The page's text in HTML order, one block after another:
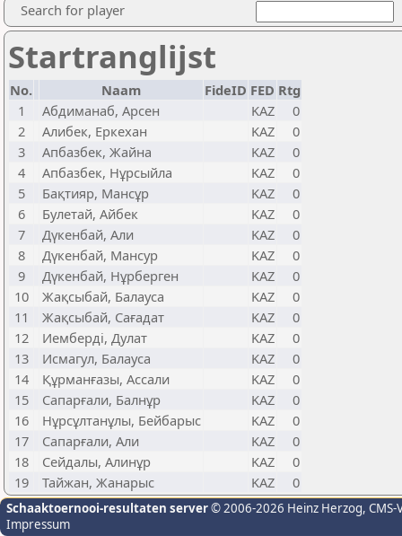
Search for player
Startranglijst
No. Naam FideID FED Rtg
1
Абдиманаб, Арсен KAZ
0
2
Алибек, Еркехан KAZ
0
3
Апбазбек, Жайна KAZ
0
4
Апбазбек, Нұрсыйла KAZ
0
5
Бақтияр, Мансұр KAZ
0
6
⁠Булетай, Айбек KAZ
0
7
Дүкенбай, Али KAZ
0
8
Дүкенбай, Мансур KAZ
0
9
Дүкенбай, Нұрберген KAZ
0
10
Жақсыбай, Балауса KAZ
0
11
Жақсыбай, Сағадат KAZ
0
12
Иемберді, Дулат KAZ
0
13
Исмагул, Балауса KAZ
0
14
Құрманғазы, Ассали KAZ
0
15
Сапарғали, Балнұр KAZ
0
16
Нұрсұлтанұлы, Бейбарыс KAZ
0
17
Сапарғали, Али KAZ
0
18
Сейдалы, Алинұр KAZ
0
19
Тайжан, Жанарыс KAZ 0
Schaaktoernooi-resultaten server© 2006-2026 Heinz Herzog,
Impressum